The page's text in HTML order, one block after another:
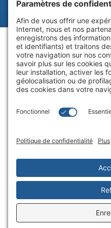
Juridique | Politique
|Processus de
plaintes|
confidentialité|
Site Web par Blue
Conception Web